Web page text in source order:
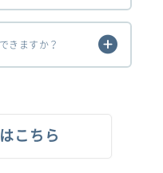
きますか？
こちら